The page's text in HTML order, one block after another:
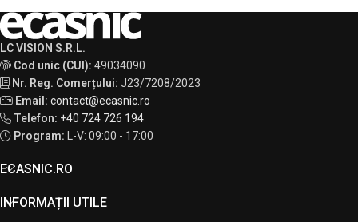
LC VISION S.R.L.
Cod unic (CUI): 49034090
Nr. Reg. Comerțului: J23/7208/2023
Email: contact@ecasnic.ro
Telefon: +40 724 726 194
Program:
L-V: 09:00 - 17:00
ECASNIC.RO
INFORMAȚII UTILE